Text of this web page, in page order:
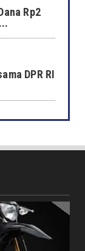
Rp2
DPR RI
Walikota: